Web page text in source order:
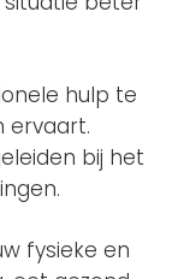
hulp te
ervaart.
bij het
fysieke en